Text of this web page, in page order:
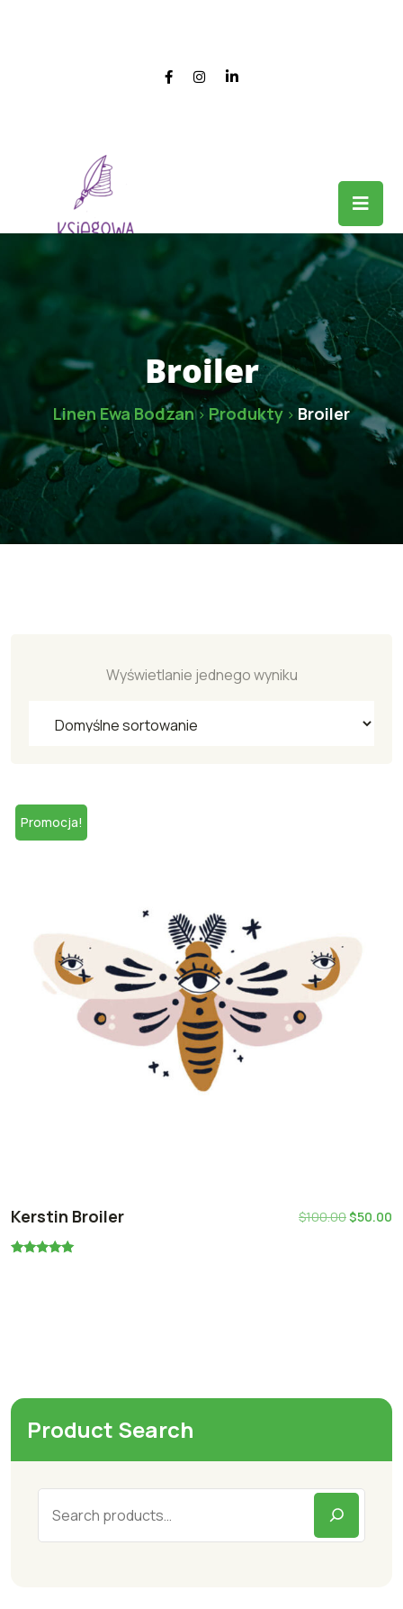
Broiler
Linen Ewa Bodzan> Produkty > Broiler
Wyświetlanie jednego wyniku
Promocja!
Kerstin Broiler $100.00$50.00
Product Search